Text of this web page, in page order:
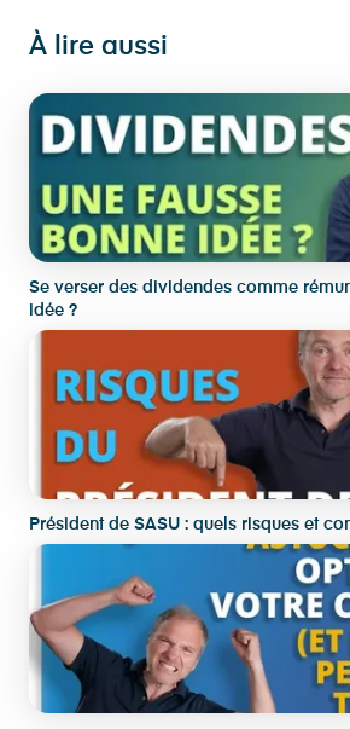
À lire aussi
Se verser des dividendes comme
idée ?
Président de SASU : quels risques et